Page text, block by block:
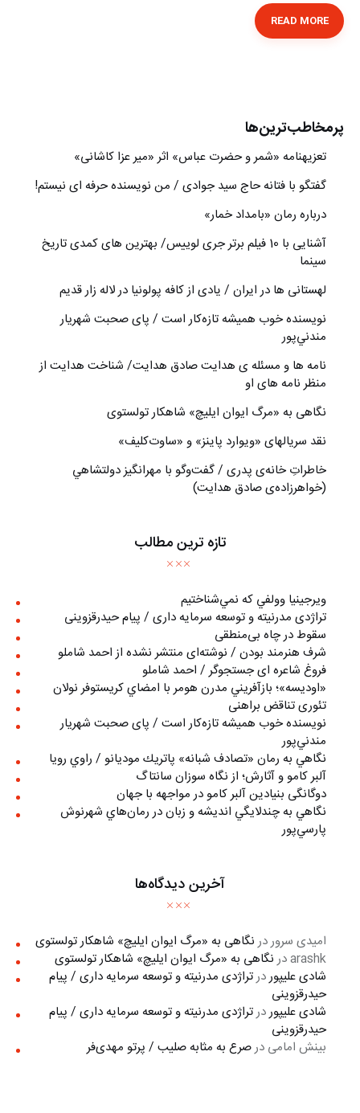
READ MORE
پرمخاطب‌ترین‌ها
تعزیه‎نامه‏ «شمر و حضرت عباس» اثر «میر عزا کاشانی»
گفتگو با فتانه حاج سید جوادی / من نویسنده حرفه ای نیستم!
درباره رمان «بامداد خمار»
آشنایی با 10 فیلم برتر جری لوییس/ بهترین های کمدی تاریخ
سینما
لهستانی ها در ایران / یادی از کافه پولونیا در لاله زار قدیم
نويسنده خوب هميشه تازه‌كار است / پای صحبت شهريار
مندني‌پور
نامه ها و مسئله ی هدایت صادق هدایت/ شناخت هدایت از
منظر نامه های او
نگاهی به «مرگ ايوان ايليچ» شاهکار تولستوی
نقد سریالهای «ویوارد پاینز» و «ساوت‌کلیف»
خاطراتِ خانه‌ی پدری / گفت‌وگو با مهرانگيز دولتشاهي
(خواهرزاده‌ی صادق هدايت)
تازه ترین مطالب
ويرجينيا وولفي كه نمي‌شناختيم
تراژدی مدرنیته و توسعه سرمایه داری / پیام حیدرقزوینی
سقوط در چاه بی‌منطقی
شرف هنرمند بودن / نوشته‌ای منتشر نشده از احمد شاملو
فروغ شاعره ای جستجوگر / احمد شاملو
«اوديسه»؛ بازآفريني مدرن هومر با امضاي كريستوفر نولان
تئوری تناقض براهنی
نويسنده خوب هميشه تازه‌كار است / پای صحبت شهريار
مندني‌پور
نگاهي به رمان «تصادف شبانه» پاتريك موديانو / راوي رويا
آلبر کامو و آثارش؛ از نگاه سوزان سانتاگ
دوگانگی بنیادین آلبر کامو در مواجهه با جهان
نگاهي به چندلايگي انديشه و زبان در رمان‌هاي شهرنوش
پارسي‌پور
آخرین دیدگاه‌ها
امیدی سروردرنگاهی به «مرگ ايوان ايليچ» شاهکار تولستوی
arashkدرنگاهی به «مرگ ايوان ايليچ» شاهکار تولستوی
شادی علیپوردرتراژدی مدرنیته و توسعه سرمایه داری / پیام
حیدرقزوینی
شادی علیپوردرتراژدی مدرنیته و توسعه سرمایه داری / پیام
حیدرقزوینی
بینش امامی درصرع به مثابه صلیب / پرتو مهدی‌فر